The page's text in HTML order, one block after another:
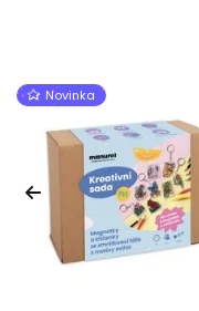
vhodné na vytlačenie
Novinka